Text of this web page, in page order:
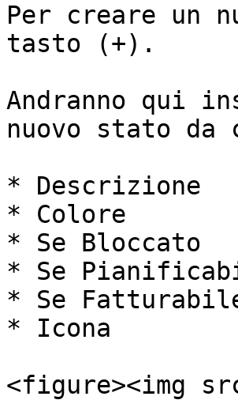
Per creare un
tasto (+).
Andranno qui
nuovo stato da
* Descrizione
* Colore
* Se Bloccato
* Se
* Se
* Icona
<figure><img